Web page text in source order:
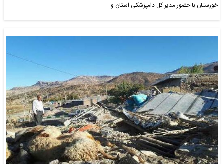
خوزستان با حضور مدیر کل دامپزشکی استان و…